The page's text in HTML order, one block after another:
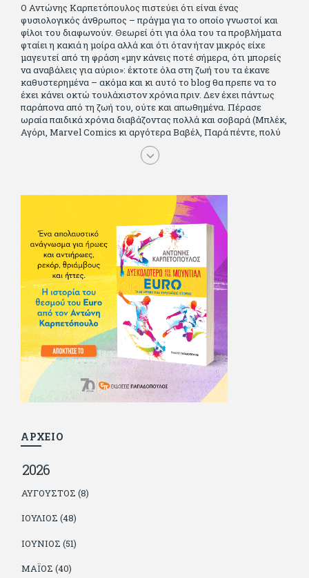
Ο Αντώνης Καρπετόπουλος πιστεύει ότι είναι ένας
φυσιολογικός άνθρωπος – πράγμα για το οποίο γνωστοί και
φίλοι του διαφωνούν. Θεωρεί ότι για όλα του τα προβλήματα
φταίει η κακιά η μοίρα αλλά και ότι όταν ήταν μικρός είχε
μαγευτεί από τη φράση «μην κάνεις ποτέ σήμερα, ότι μπορείς
να αναβάλεις για αύριο»: έκτοτε όλα στη ζωή του τα έκανε
καθυστερημένα – ακόμα και κι αυτό το blog θα πρεπε να το
έχει κάνει οκτώ τουλάχιστον χρόνια πριν. Δεν έχει πάντως
παράπονα από τη ζωή του, ούτε και απωθημένα. Πέρασε
ωραία παιδικά χρόνια διαβάζοντας πολλά και σοβαρά (Μπλέκ,
Αγόρι, Μarvel Comics κι αργότερα Βαβέλ, Παρά πέντε, πολύ
Αλέξανδρο Δουμά και αρκετό Ιούλιο Βέρν πριν τον κερδίσουν
τα αστυνομικά), απέκτησε τους σωστούς φίλους κυρίως γιατί
ταινίες κι έγραφε και στο περιοδικό Σινεμά, είχε κάποιες
αισθηματικές περιπέτειες που σκόρπισαν γέλιο στους φίλους
του - αν όχι και στον ίδιο. Πήγε στρατό κανονικά στα σύνορα
και διατήρησε μια καλή σχέση με την οικογένεια του, την
οποία αισθάνεται πως διάφορες φορές έφερε σε δύσκολη
θέση. Κείμενο με την υπογραφή του πρωτοδημοσιεύτηκε στο
Φίλαθλο το 1992. Επέστρεψε οριστικά στην Ελλάδα το 1998,
δούλεψε για πολλούς (αφού δυσκολεύεται να πει όχι), και
κάποιοι, αν όχι και όλοι, τον πλήρωσαν κι έμειναν και
ευχαριστημένοι από τη συνεργασία. Σήμερα πλέον εργάζεται
στον Sport Fm (όπου έχει κλείσει εικοσαετία) και στη
Sportday. Επαίρεται ότι λίγοι έχουν δει περισσότερο
ποδόσφαιρο από τον ίδιο και θεωρεί τον εαυτό του τυχερό
γιατί είναι μέλος της γενιάς που απόλαυσε τους μεγαλύτερους
σε όλα τα σπορ. Δεν είναι παντρεμένος, αλλά θαυμάζει όσους
βρίσκουν το κουράγιο να το κάνουν. Αντίθετα από πολλούς
φίλους του δεν πληρώνει διατροφές. Ελπίζει ότι δεν έχει
παιδιά. Απειλεί ότι θα γράφει όσο υπάρχουν άνθρωποι που
ΑΡΧΕΙΟ
2026
ΑΎΓΟΥΣΤΟΣ (8)
ΙΟΎΛΙΟΣ (48)
ΙΟΎΝΙΟΣ (51)
ΜΆΙΟΣ (40)